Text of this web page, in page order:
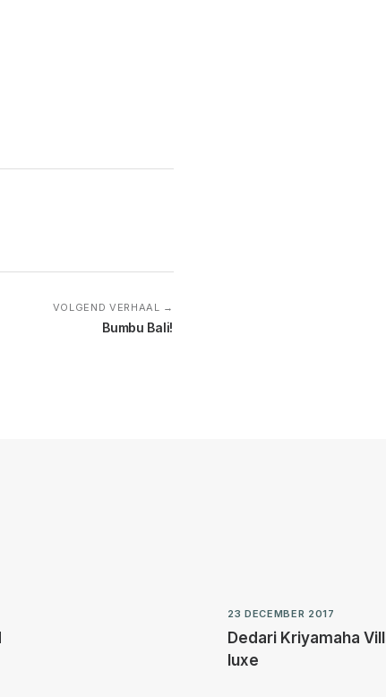
VOLGEND VERHAAL →
Bumbu Bali!
23 DECEMBER 2017
Dedari Kriyamaha
luxe